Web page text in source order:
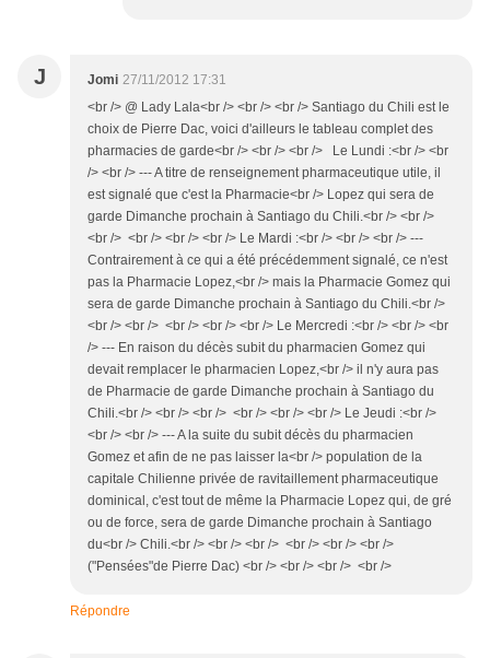
J Jomi 27/11/2012 17:31
<br /> @ Lady Lala<br /> <br /> <br /> Santiago du Chili est le
choix de Pierre Dac, voici d'ailleurs le tableau complet des
pharmacies de garde<br /> <br /> <br /> Le Lundi :<br /> <br
/> <br /> --- A titre de renseignement pharmaceutique utile, il
est signalé que c'est la Pharmacie<br /> Lopez qui sera de
garde Dimanche prochain à Santiago du Chili.<br /> <br />
<br /> <br /> <br /> <br /> Le Mardi :<br /> <br /> <br /> ---
Contrairement à ce qui a été précédemment signalé, ce n'est
pas la Pharmacie Lopez,<br /> mais la Pharmacie Gomez qui
sera de garde Dimanche prochain à Santiago du Chili.<br />
<br /> <br /> <br /> <br /> <br /> Le Mercredi :<br /> <br /> <br
/> --- En raison du décès subit du pharmacien Gomez qui
devait remplacer le pharmacien Lopez,<br /> il n'y aura pas
de Pharmacie de garde Dimanche prochain à Santiago du
Chili.<br /> <br /> <br /> <br /> <br /> <br /> Le Jeudi :<br />
<br /> <br /> --- A la suite du subit décès du pharmacien
Gomez et afin de ne pas laisser la<br /> population de la
capitale Chilienne privée de ravitaillement pharmaceutique
dominical, c'est tout de même la Pharmacie Lopez qui, de gré
ou de force, sera de garde Dimanche prochain à Santiago
du<br /> Chili.<br /> <br /> <br /> <br /> <br /> <br />
("Pensées"de Pierre Dac) <br /> <br /> <br /> <br />
Répondre